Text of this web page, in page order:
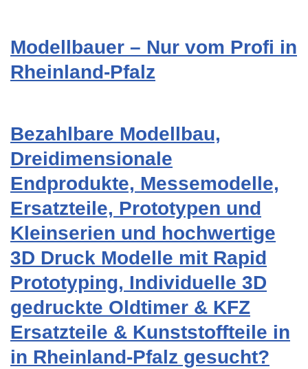
Modellbauer – Nur vom Profi in
Rheinland-Pfalz
Bezahlbare Modellbau,
Dreidimensionale
Endprodukte, Messemodelle,
Ersatzteile, Prototypen und
Kleinserien und hochwertige
3D Druck Modelle mit Rapid
Prototyping, Individuelle 3D
gedruckte Oldtimer & KFZ
Ersatzteile & Kunststoffteile in
in Rheinland-Pfalz gesucht?